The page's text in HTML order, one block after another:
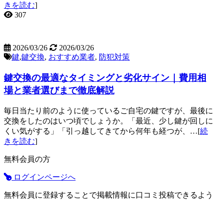
きを読む]
307
2026/03/26
2026/03/26
鍵,鍵交換, おすすめ業者, 防犯対策
鍵交換の最適なタイミングと劣化サイン｜費用相
場と業者選びまで徹底解説
毎日当たり前のように使っているご自宅の鍵ですが、最後に
交換をしたのはいつ頃でしょうか。「最近、少し鍵が回しに
くい気がする」「引っ越してきてから何年も経つが、…[続
きを読む]
無料会員の方
ログインページへ
無料会員に登録することで掲載情報に口コミ投稿できるよう